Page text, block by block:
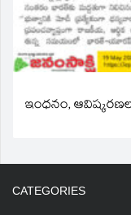
ఇంధనం,
CATEGORIES